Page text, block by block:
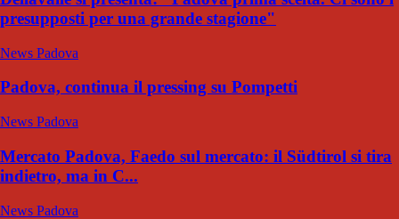
presupposti per una grande stagione"
News Padova
Padova, continua il pressing su Pompetti
News Padova
Mercato Padova, Faedo sul mercato: il Südtirol si tira
indietro, ma in C...
News Padova